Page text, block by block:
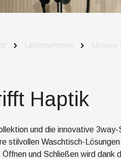
Haptik
und die innovative 3way-
stilvollen Waschtisch-
und Schließen wird